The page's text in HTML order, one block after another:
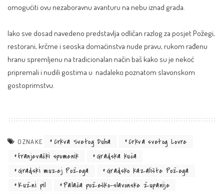
omogućiti ovu nezaboravnu avanturu na nebu iznad grada.
Iako sve dosad navedeno predstavlja odličan razlog za posjet Požegi,
restorani, krčme i seoska domaćinstva nude pravu, rukom rađenu
hranu spremljenu na tradicionalan način baš kako su je nekoć
pripremali i nudili gostima u nadaleko poznatom slavonskom
gostoprimstvu.
OZNAKE Crkva Svetog Duha
Crkva svetog Lovre
franjevački spomenik
Gradska kuća
Gradski muzej Požega
Gradsko kazalište Požega
Kužni pil
Palača požeško-slavonske županije